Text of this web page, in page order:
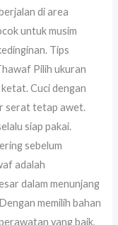
di area
untuk musim
Tips
Pilih ukuran
Cuci dengan
serat tetap awet.
siap pakai.
sebelum
adalah
dalam menunjang
memilih bahan
yang baik,